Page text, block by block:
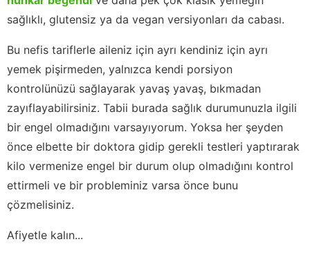
sağlıklı, glutensiz ya da vegan versiyonları da cabası.
Bu nefis tariflerle aileniz için ayrı kendiniz için ayrı
yemek pişirmeden, yalnızca kendi porsiyon
kontrolünüzü sağlayarak yavaş yavaş, bıkmadan
zayıflayabilirsiniz. Tabii burada sağlık durumunuzla ilgili
bir engel olmadığını varsayıyorum. Yoksa her şeyden
önce elbette bir doktora gidip gerekli testleri yaptırarak
kilo vermenize engel bir durum olup olmadığını kontrol
ettirmeli ve bir probleminiz varsa önce bunu
çözmelisiniz.
Afiyetle kalın...